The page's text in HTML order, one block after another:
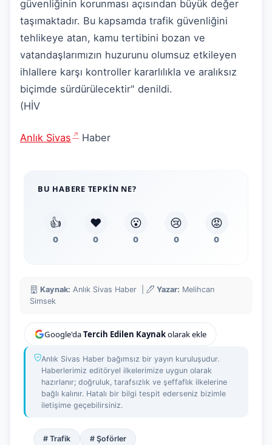
güvenliğinin korunması açısından büyük değer
taşımaktadır. Bu kapsamda trafik güvenliğini
tehlikeye atan, kamu tertibini bozan ve
vatandaşlarımızın huzurunu olumsuz etkileyen
ihlallere karşı kontroller kararlılıkla ve aralıksız
biçimde sürdürülecektir" denildi.
(HİV
Anlık Sivas Haber
BU HABERE TEPKIN NE?
👍
0
❤️
0
😮
0
😢
0
😡
0
Kaynak: Anlık Sivas Haber | Yazar: Melihcan
Simsek
Google'daTercih Edilen Kaynakolarak ekle
Anlık Sivas Haber bağımsız bir yayın kuruluşudur.
Haberlerimiz editöryel ilkelerimize uygun olarak
hazırlanır; doğruluk, tarafsızlık ve şeffaflık ilkelerine
bağlı kalınır. Hatalı bir bilgi tespit ederseniz bizimle
iletişime geçebilirsiniz.
# Trafik # Şoförler